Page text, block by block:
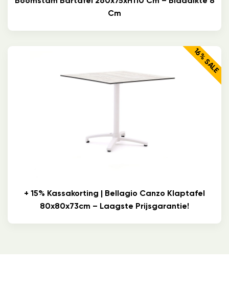
Cm
16% SALE
+ 15% Kassakorting | Bellagio Canzo Klaptafel
80x80x73cm – Laagste Prijsgarantie!